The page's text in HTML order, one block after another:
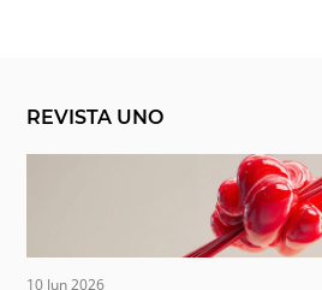
REVISTA UNO
10 Jun 2026